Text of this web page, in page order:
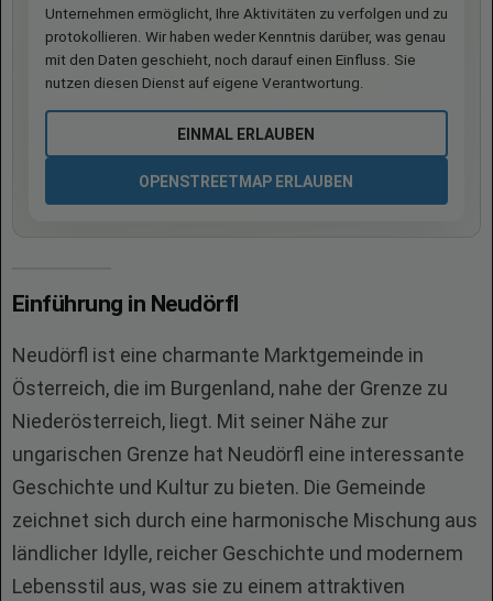
Unternehmen ermöglicht, Ihre Aktivitäten zu verfolgen und zu
protokollieren. Wir haben weder Kenntnis darüber, was genau
mit den Daten geschieht, noch darauf einen Einfluss. Sie
nutzen diesen Dienst auf eigene Verantwortung.
EINMAL ERLAUBEN
OPENSTREETMAP ERLAUBEN
Einführung in Neudörfl
Neudörfl ist eine charmante Marktgemeinde in
Österreich, die im Burgenland, nahe der Grenze zu
Niederösterreich, liegt. Mit seiner Nähe zur
ungarischen Grenze hat Neudörfl eine interessante
Geschichte und Kultur zu bieten. Die Gemeinde
zeichnet sich durch eine harmonische Mischung aus
ländlicher Idylle, reicher Geschichte und modernem
Lebensstil aus, was sie zu einem attraktiven